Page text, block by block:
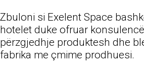
Zbuloni si Exelent Space
hotelet duke ofruar
përzgjedhje produktesh dhe
fabrika me çmime prodhuesi.